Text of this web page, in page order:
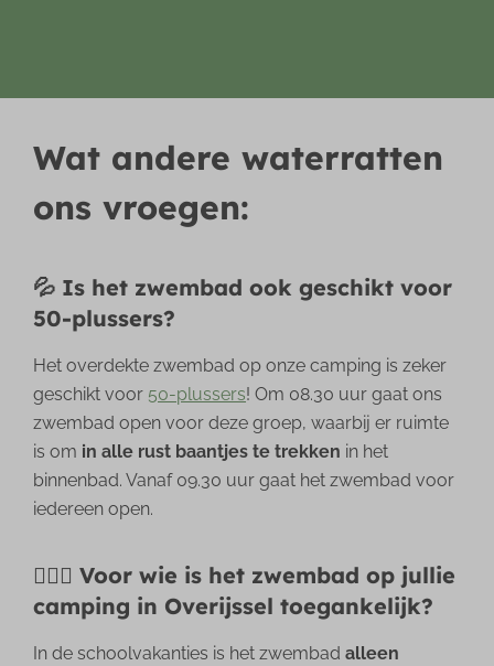
Wat andere waterratten
ons vroegen:
💦 Is het zwembad ook geschikt voor
50-plussers?
Het overdekte zwembad op onze camping is zeker
geschikt voor 50-plussers! Om 08.30 uur gaat ons
zwembad open voor deze groep, waarbij er ruimte
is om in alle rust baantjes te trekken in het
binnenbad. Vanaf 09.30 uur gaat het zwembad voor
iedereen open.
🏊🏻‍♂️ Voor wie is het zwembad op jullie
camping in Overijssel toegankelijk?
In de schoolvakanties is het zwembadalleen